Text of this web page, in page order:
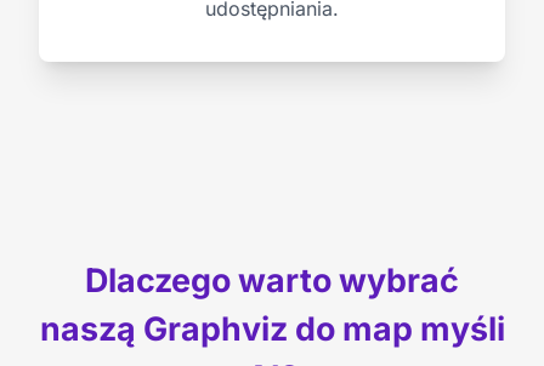
udostępniania.
Dlaczego warto wybrać
naszą Graphviz do map myśli